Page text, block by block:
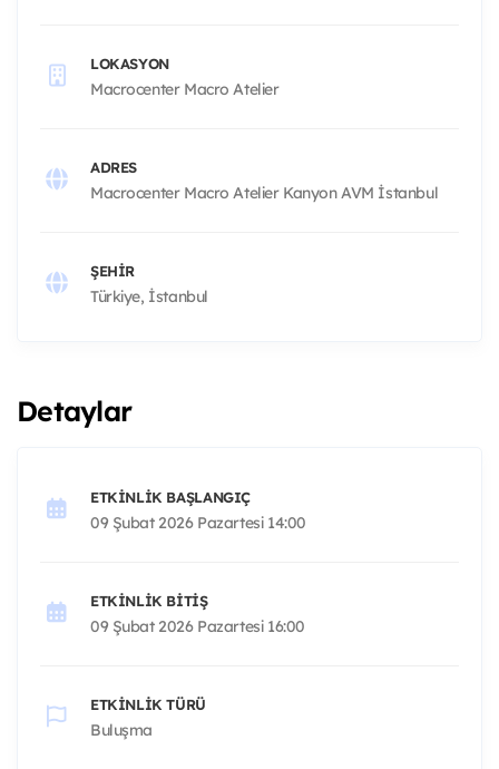
LOKASYON
Macrocenter Macro Atelier
ADRES
Macrocenter Macro Atelier Kanyon AVM İstanbul
ŞEHIR
Türkiye, İstanbul
Detaylar
ETKINLIK BAŞLANGIÇ
09 Şubat 2026 Pazartesi 14:00
ETKINLIK BITIŞ
09 Şubat 2026 Pazartesi 16:00
ETKINLIK TÜRÜ
Buluşma